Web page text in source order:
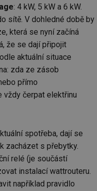
: 4 kW, 5 kW a 6 kW.
sítě. V dohledné době by
která se nyní začíná
že se dají připojit
aktuální situace
zda ze zásob
přímo
vždy čerpat elektřinu
spotřeba, dají se
zacházet s přebytky.
relé (je součástí
instalací wattrouteru.
například pravidlo